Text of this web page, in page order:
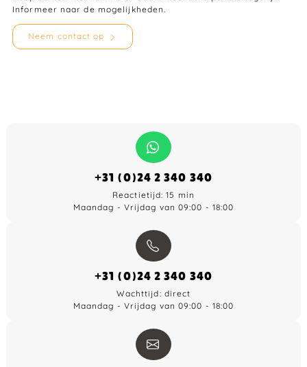
Informeer naar de mogelijkheden.
Neem contact op
+31 (0)24 2 340 340
Reactietijd: 15 min
Maandag - Vrijdag van 09:00 - 18:00
+31 (0)24 2 340 340
Wachttijd: direct
Maandag - Vrijdag van 09:00 - 18:00